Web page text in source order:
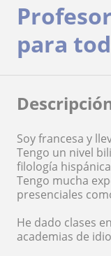
para
Soy francesa y
Tengo un nivel
filología
Tengo mucha
presenciales
He dado clases
academias de